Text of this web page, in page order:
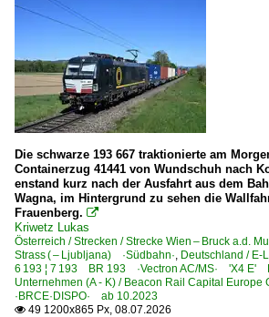
Tatra | T4YU |
Straßenbahnfahrzeuge | historisch
ZET | M-24 | Eigenbau
Strecken
M102 Zagreb – Dugo Selo
Unternehmen
HŽ PUTNIČKI PRIJEVOZ d.o.o.
Kombinovani Prevoz D.O.O.
TŽV Gredelj d.o.o. ·TZVZG·
Die schwarze 193 667 traktionierte am
Containerzug 41441 von Wundschuh nach
enstand kurz nach der Ausfahrt aus dem
Wagna, im Hintergrund zu sehen die
Frauenberg. 
Kriwetz Lukas
Österreich / Strecken / Strecke Wien – Bruck a.d.
Strass ( – Ljubljana) ·Südbahn·, Deutschland / E-
6 193 ¦ 7 193 BR 193 ·Vectron AC/MS· 'X4 E'
Unternehmen (A - K) / Beacon Rail Capital
·BRCE·DISPO· ab 10.2023
 49 1200x865 Px, 08.07.2026